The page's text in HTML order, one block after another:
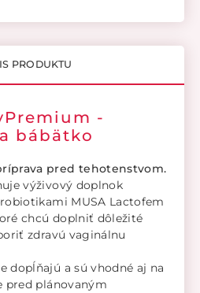
PRODUKTU
-
bábätko
pred tehotenstvom.
výživový doplnok
MUSA Lactofem
chcú doplniť dôležité
zdravú vaginálnu
dopĺňajú a sú vhodné aj na
pred plánovaným